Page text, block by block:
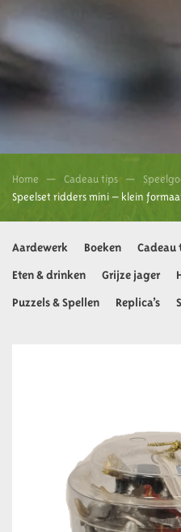
Home Cadeau tips
Speelset ridders mini – klein
Aardewerk Boeken Cadeau
Eten & drinken
Grijze jager
Puzzels & Spellen
Replica’s